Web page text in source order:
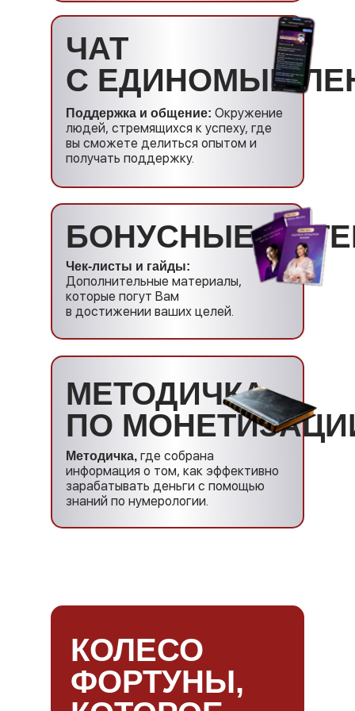
Чек-листы и гайды:
Дополнительные материалы,
которые погут Вам
в достижении ваших целей.
БОНУСНЫЕ
МЕТОДИЧКА
ПО
Методичка, где собрана
информация о том, как эффективно
зарабатывать деньги с помощью
знаний по нумерологии.
Поддержка и общение: Окружение
людей, стремящихся к успеху, где
вы сможете делиться опытом и
получать поддержку.
ЧАТ
С
КОЛЕСО
ФОРТУНЫ,